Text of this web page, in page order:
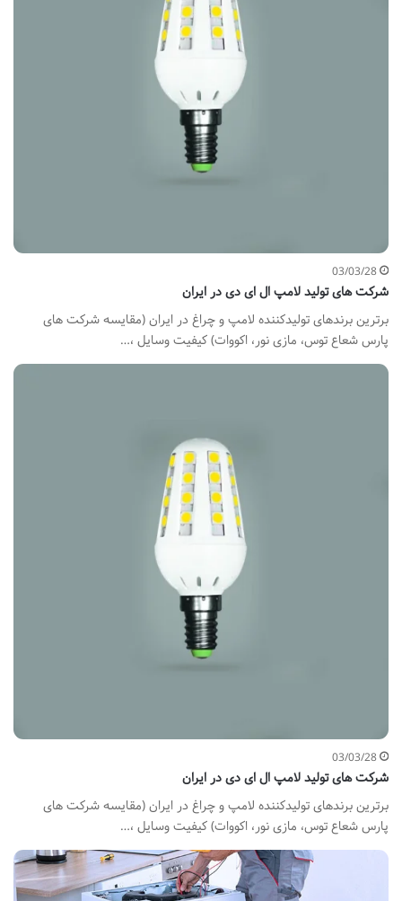
03/03/28
شرکت های تولید لامپ ال ای دی در ایران
برترین برندهای تولیدکننده لامپ و چراغ در ایران (مقایسه شرکت های
پارس شعاع توس، مازی نور، اکووات) کیفیت وسایل ،…
03/03/28
شرکت های تولید لامپ ال ای دی در ایران
برترین برندهای تولیدکننده لامپ و چراغ در ایران (مقایسه شرکت های
پارس شعاع توس، مازی نور، اکووات) کیفیت وسایل ،…